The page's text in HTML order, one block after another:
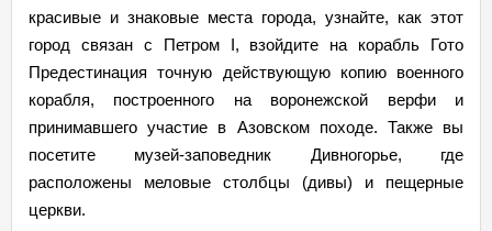
красивые и знаковые места города, узнайте, как этот
город связан с Петром I, взойдите на корабль Гото
Предестинация точную действующую копию военного
корабля, построенного на воронежской верфи и
принимавшего участие в Азовском походе. Также вы
посетите музей-заповедник Дивногорье, где
расположены меловые столбцы (дивы) и пещерные
церкви.